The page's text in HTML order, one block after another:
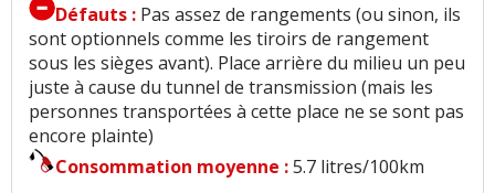
Boîte de vitesses (agrément, longueur des
rapports):3aiment
Rapport qualité/prix:7aiment
Style:9aiment
Défauts : Pas assez de rangements (ou sinon, ils
sont optionnels comme les tiroirs de rangement
sous les sièges avant). Place arrière du milieu un peu
juste à cause du tunnel de transmission (mais les
personnes transportées à cette place ne se sont pas
encore plainte)
Consommation moyenne :5.7 litres/100km